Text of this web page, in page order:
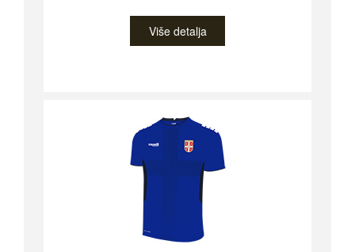
Više detalja